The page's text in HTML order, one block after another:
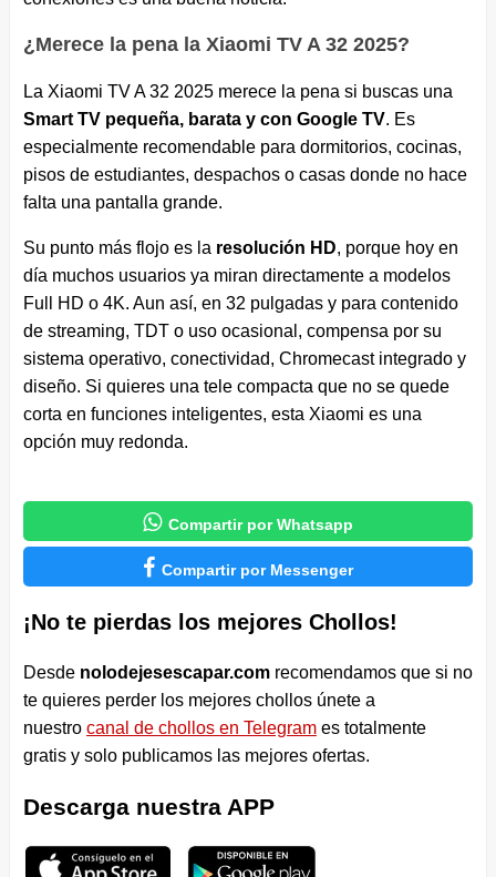
¿Merece la pena la Xiaomi TV A 32 2025?
La Xiaomi TV A 32 2025 merece la pena si buscas una
Smart TV pequeña, barata y con Google TV. Es
especialmente recomendable para dormitorios, cocinas,
pisos de estudiantes, despachos o casas donde no hace
falta una pantalla grande.
Su punto más flojo es la resolución HD, porque hoy en
día muchos usuarios ya miran directamente a modelos
Full HD o 4K. Aun así, en 32 pulgadas y para contenido
de streaming, TDT o uso ocasional, compensa por su
sistema operativo, conectividad, Chromecast integrado y
diseño. Si quieres una tele compacta que no se quede
corta en funciones inteligentes, esta Xiaomi es una
opción muy redonda.
 Compartir por Whatsapp
 Compartir por Messenger
¡No te pierdas los mejores Chollos!
Desde nolodejesescapar.comrecomendamos que si no
te quieres perder los mejores chollos únete a
nuestro canal de chollos en Telegrames totalmente
gratis y solo publicamos las mejores ofertas.
Descarga nuestra APP